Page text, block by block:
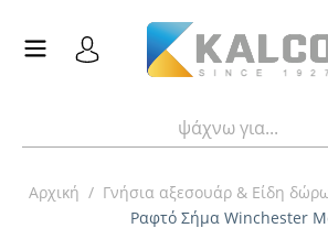
Αρχική / Γνήσια αξεσουάρ & Είδη
Ραφτό Σήμα Winchester